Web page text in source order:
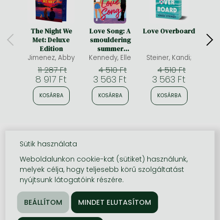
The Night We
Met: Deluxe
Edition
Jimenez, Abby
11 287 Ft
8 917 Ft
KOSÁRBA
Love Song: A
smouldering
summer
romance from
the bestselling
author who
brought you Off-
Campus
Kennedy, Elle
4 510 Ft
3 563 Ft
KOSÁRBA
Love Overboard
Steiner, Kandi;
4 510 Ft
3 563 Ft
KOSÁRBA
Sütik használata
Weboldalunkon cookie-kat (sütiket) használunk,
melyek célja, hogy teljesebb körű szolgáltatást
nyújtsunk látogatóink részére.